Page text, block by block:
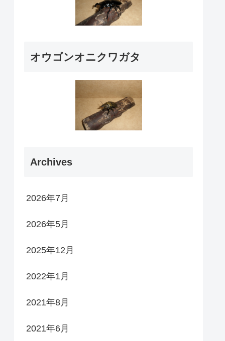
オウゴンオニクワガタ
Archives
2026年7月
2026年5月
2025年12月
2022年1月
2021年8月
2021年6月